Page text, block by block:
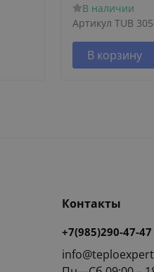
В наличии
Артикул TUB
В корзину
Контакты
+7(985)290-47-47